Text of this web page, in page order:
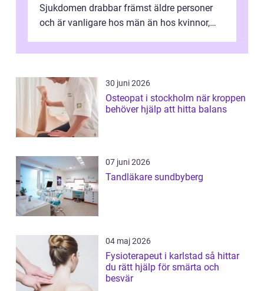
Sjukdomen drabbar främst äldre personer
och är vanligare hos män än hos kvinnor,
förändringarna u...
30 juni 2026
Osteopat i stockholm när kroppen
behöver hjälp att hitta balans
07 juni 2026
Tandläkare sundbyberg
04 maj 2026
Fysioterapeut i karlstad så hittar
du rätt hjälp för smärta och
besvär